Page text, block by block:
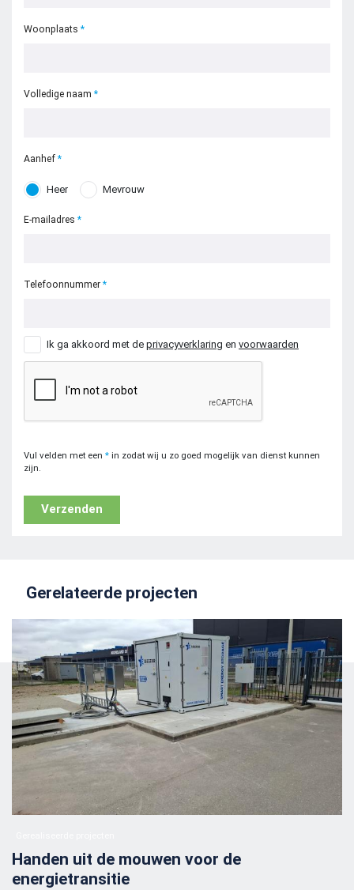
Anderen zochten ook
Woonplaats
Volledige naam
Aanhef
Heer Mevrouw
E-mailadres
Telefoonnummer
Ik ga akkoord met de privacyverklaring en voorwaarden
Vul velden met een * in zodat wij u zo goed mogelijk van dienst kunnen
zijn.
Verzenden
Gerelateerde projecten
Handen uit de mouwen voor de
energietransitie